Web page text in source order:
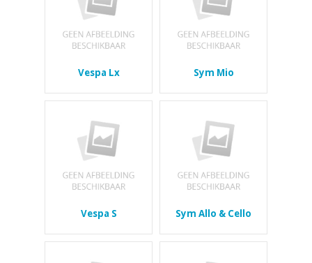
Vespa Lx Sym Mio
Vespa S Sym Allo & Cello